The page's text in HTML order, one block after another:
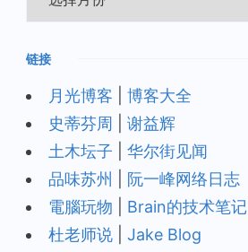
档
链接
月光博客
博客大全
史蒂芬周
谢益辉
土木坛子
华尔街见闻
品味苏州
阮一峰网络日志
電腦玩物
Brain的技术笔记
杜老师说
Jake Blog